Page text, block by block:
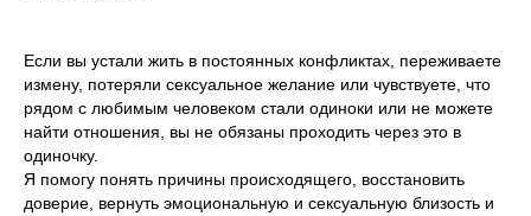
Если вы устали жить в постоянных конфликтах, переживаете
измену, потеряли сексуальное желание или чувствуете, что
рядом с любимым человеком стали одиноки или не можете
найти отношения, вы не обязаны проходить через это в
одиночку.
Я помогу понять причины происходящего, восстановить
доверие, вернуть эмоциональную и сексуальную близость и